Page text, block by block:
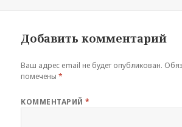
Добавить комментарий
Ваш адрес email не будет опубликован.
помечены*
КОММЕНТАРИЙ*